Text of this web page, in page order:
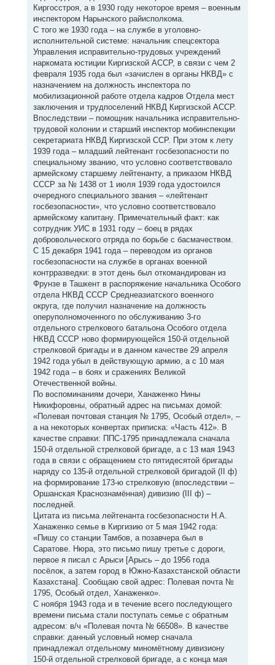
Киргосстроя, а в 1930 году некоторое время – военным
инспектором Нарынского райисполкома.
С того же 1930 года – на службе в уголовно-
исполнительной системе: начальник спецсектора
Управления исправительно-трудовых учреждений
наркомата юстиции Киргизской АССР, в связи с чем 2
февраля 1935 года был «зачислен в органы НКВД» с
назначением на должность инспектора по
мобилизационной работе отдела кадров Отдела мест
заключения и трудпоселений НКВД Киргизской АССР.
Впоследствии – помощник начальника исправительно-
трудовой колонии и старший инспектор мобинспекции
секретариата НКВД Киргизской ССР. При этом к лету
1939 года – младший лейтенант госбезопасности по
специальному званию, что условно соответствовало
армейскому старшему лейтенанту, а приказом НКВД
СССР за № 1438 от 1 июля 1939 года удостоился
очередного специального звания – «лейтенант
госбезопасности», что условно соответствовало
армейскому капитану. Примечательный факт: как
сотрудник УИС в 1931 году – боец в рядах
добровольческого отряда по борьбе с басмачеством.
С 15 декабря 1941 года – переводом из органов
госбезопасности на службе в органах военной
контрразведки: в этот день был откомандирован из
Фрунзе в Ташкент в распоряжение начальника Особого
отдела НКВД СССР Среднеазиатского военного
округа, где получил назначение на должность
оперуполномоченного по обслуживанию 3-го
отдельного стрелкового батальона Особого отдела
НКВД СССР ново формирующейся 150-й отдельной
стрелковой бригады и в данном качестве 29 апреля
1942 года убыл в действующую армию, а с 10 мая
1942 года – в боях и сражениях Великой
Отечественной войны.
По воспоминаниям дочери, Ханаженко Нины
Никифоровны, обратный адрес на письмах домой:
«Полевая почтовая станция № 1795, Особый отдел», –
а на некоторых конвертах приписка: «Часть 412». В
качестве справки: ППС-1795 принадлежала сначала
150-й отдельной стрелковой бригаде, а с 13 мая 1943
года в связи с обращением сто пятидесятой бригады
наряду со 135-й отдельной стрелковой бригадой (II ф)
на формирование 173-ю стрелковую (впоследствии –
Оршанская Краснознамённая) дивизию (III ф) –
последней.
Цитата из письма лейтенанта госбезопасности Н.А.
Ханаженко семье в Киргизию от 5 мая 1942 года:
«Пишу со станции Тамбов, а позавчера был в
Саратове. Нюра, это письмо пишу третье с дороги,
первое я писал с Арыси [Арысь – до 1956 года
посёлок, а затем город в Южно-Казахстанской области
Казахстана]. Сообщаю свой адрес: Полевая почта №
1795, Особый отдел, Ханаженко».
С ноября 1943 года и в течение всего последующего
времени письма стали поступать семье с обратным
адресом: в/ч «Полевая почта № 66508». В качестве
справки: данный условный номер сначала
принадлежал отдельному миномётному дивизиону
150-й отдельной стрелковой бригаде, а с конца мая